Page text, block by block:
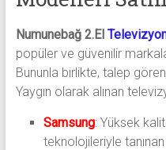
Numunebağ 2.El
popüler ve güvenilir
Bununla birlikte, talep
Yaygın olarak alınan
Samsung:Yüksek
teknolojileriyle